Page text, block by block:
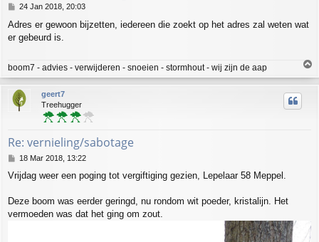
P
s
24 Jan 2018, 20:03
Adres er gewoon bijzetten, iedereen die zoekt op het adres zal weten wat
er gebeurd is.
boom7 - advies - verwijderen - snoeien - stormhout - wij zijn de aap
o
p
geert7
Treehugger
Re: vernieling/sabotage
P
s
18 Mar 2018, 13:22
Vrijdag weer een poging tot vergiftiging gezien, Lepelaar 58 Meppel.
Deze boom was eerder geringd, nu rondom wit poeder, kristalijn. Het
vermoeden was dat het ging om zout.